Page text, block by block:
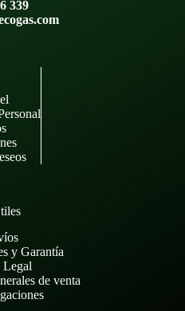
339
y Garantía
Legal
de venta